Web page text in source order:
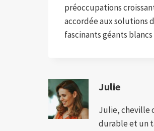
préoccupations
accordée aux solutions
fascinants géants
Julie
Julie, cheville
durable et un